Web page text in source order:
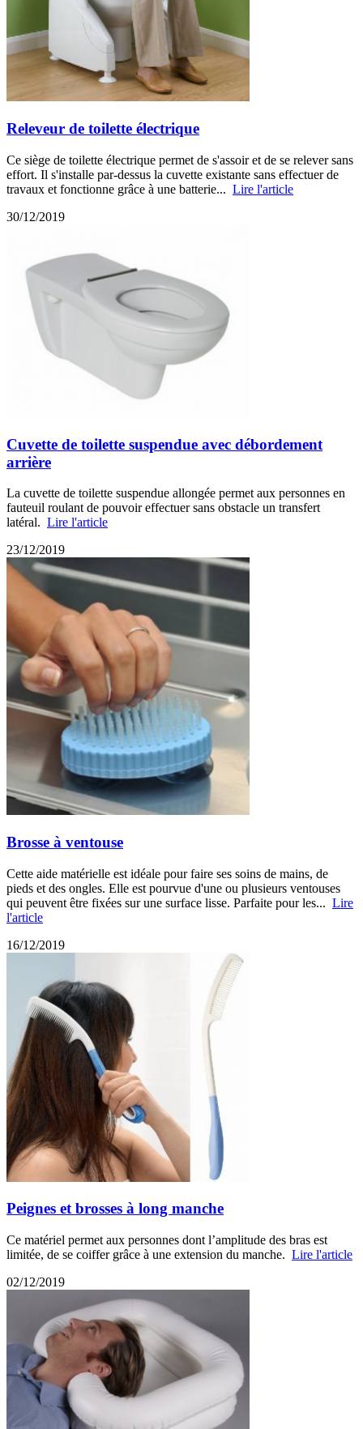
Releveur de toilette électrique
Ce siège de toilette électrique permet de s'assoir et de se relever sans
effort. Il s'installe par-dessus la cuvette existante sans effectuer de
travaux et fonctionne grâce à une batterie... Lire l'article
30/12/2019
Cuvette de toilette suspendue avec débordement
arrière
La cuvette de toilette suspendue allongée permet aux personnes en
fauteuil roulant de pouvoir effectuer sans obstacle un transfert
latéral. Lire l'article
23/12/2019
Brosse à ventouse
Cette aide matérielle est idéale pour faire ses soins de mains, de
pieds et des ongles. Elle est pourvue d'une ou plusieurs ventouses
qui peuvent être fixées sur une surface lisse. Parfaite pour les... Lire
l'article
16/12/2019
Peignes et brosses à long manche
Ce matériel permet aux personnes dont l’amplitude des bras est
limitée, de se coiffer grâce à une extension du manche. Lire l'article
02/12/2019